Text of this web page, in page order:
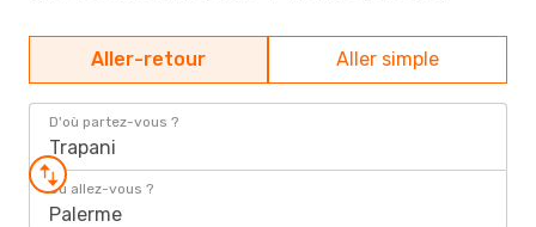
Aller-retour Aller simple
D'où partez-vous ?
Trapani
Où allez-vous ?
Palerme